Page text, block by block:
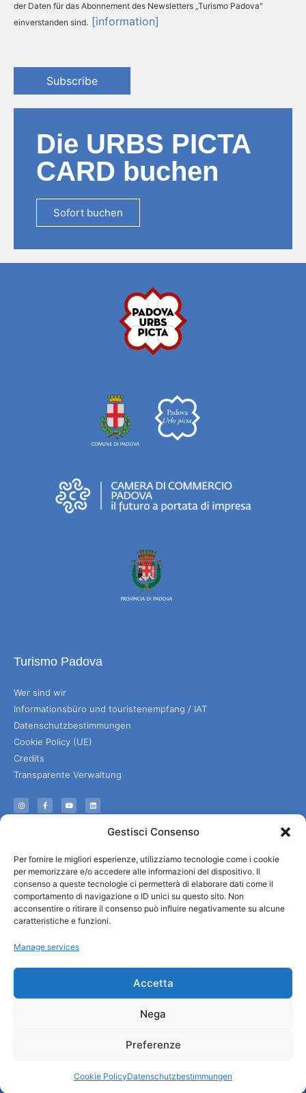
Gestisci Consenso
Per fornire le migliori esperienze, utilizziamo tecnologie come i cookie
per memorizzare e/o accedere alle informazioni del dispositivo. Il
consenso a queste tecnologie ci permetterà di elaborare dati come il
comportamento di navigazione o ID unici su questo sito. Non
acconsentire o ritirare il consenso può influire negativamente su alcune
caratteristiche e funzioni.
Manage services
Accetta
Nega
Preferenze
Cookie PolicyDatenschutzbestimmungen
der Daten für das Abonnement des Newsletters „Turismo Padova"
einverstanden sind. [information]
Subscribe
Die URBS PICTA
CARD buchen
Sofort buchen
Turismo Padova
Wer sind wir
Informationsbüro und touristenempfang / IAT
Datenschutzbestimmungen
Cookie Policy (UE)
Credits
Transparente Verwaltung
Informationen
Nützliche Dienstleistungen
Broschüren herunterladen
© All rights reserved